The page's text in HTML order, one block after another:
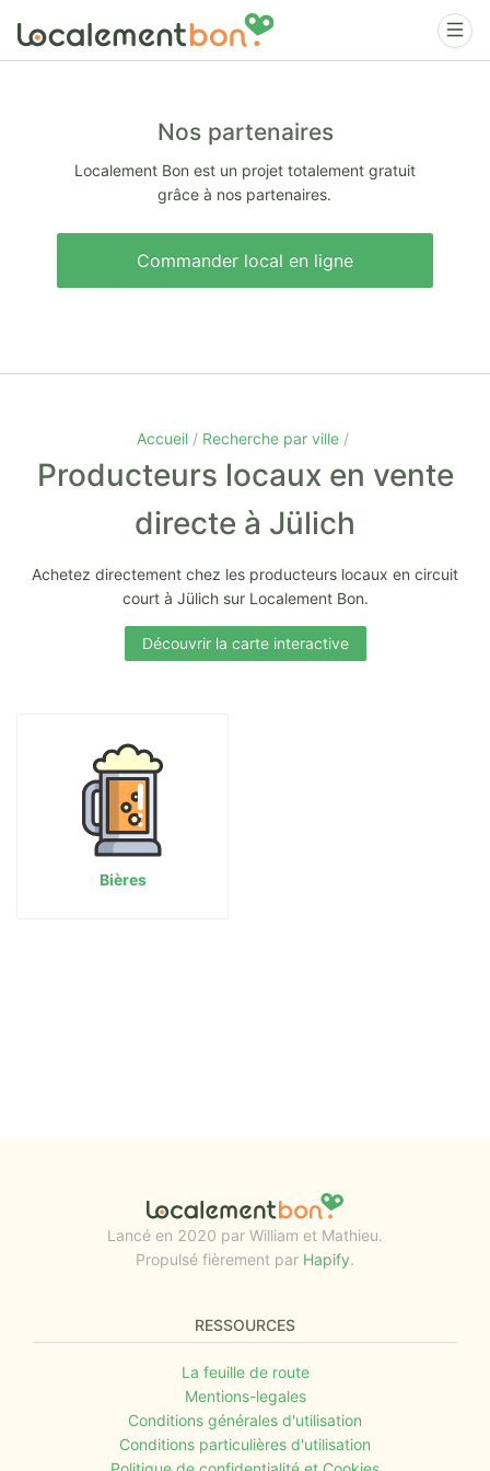
Nos partenaires
Localement Bon est un projet totalement gratuit
grâce à nos partenaires.
Commander local en ligne
Accueil Recherche par ville
Producteurs locaux en vente
directe à Jülich
Achetez directement chez les producteurs locaux en circuit
court à Jülich sur Localement Bon.
Découvrir la carte interactive
Bières
Lancé en 2020 par William et Mathieu.
Propulsé fièrement par Hapify.
RESSOURCES
La feuille de route
Mentions-legales
Conditions générales d'utilisation
Conditions particulières d'utilisation